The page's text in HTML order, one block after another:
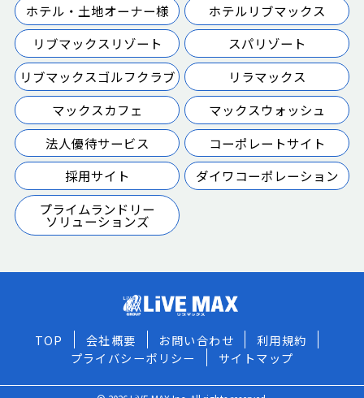
ホテル・土地オーナー様
ホテルリブマックス
リブマックスリゾート
スパリゾート
リブマックスゴルフクラブ
リラマックス
マックスカフェ
マックスウォッシュ
法人優待サービス
コーポレートサイト
採用サイト
ダイワコーポレーション
プライムランドリー
ソリューションズ
TOP 会社概要 お問い合わせ
利用規約
プライバシーポリシー
サイトマップ